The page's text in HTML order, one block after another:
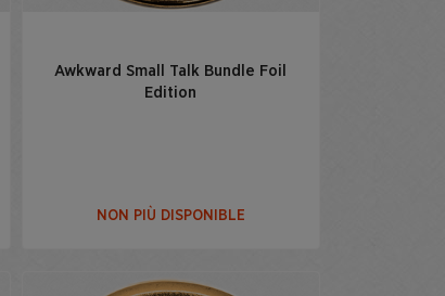
Awkward Small Talk Bundle Foil
Edition
NON PIÙ DISPONIBLE